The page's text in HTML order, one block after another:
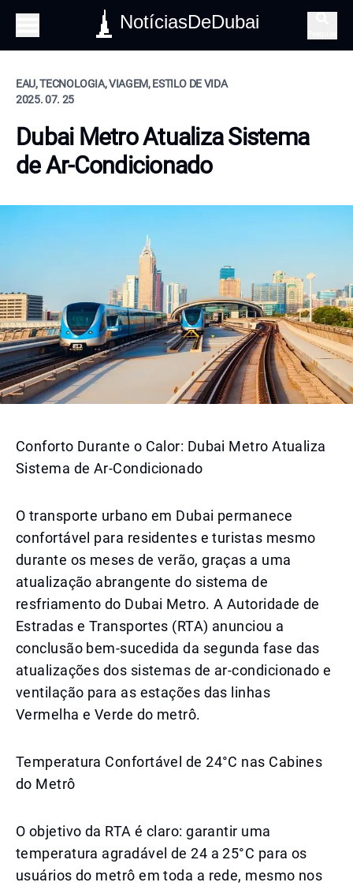
NotíciasDeDubai
EAU, TECNOLOGIA, VIAGEM, ESTILO DE VIDA
2025. 07. 25
Dubai Metro Atualiza Sistema
de Ar-Condicionado
Conforto Durante o Calor: Dubai Metro Atualiza
Sistema de Ar-Condicionado
O transporte urbano em Dubai permanece
confortável para residentes e turistas mesmo
durante os meses de verão, graças a uma
atualização abrangente do sistema de
resfriamento do Dubai Metro. A Autoridade de
Estradas e Transportes (RTA) anunciou a
conclusão bem-sucedida da segunda fase das
atualizações dos sistemas de ar-condicionado e
ventilação para as estações das linhas
Vermelha e Verde do metrô.
Temperatura Confortável de 24°C nas Cabines
do Metrô
O objetivo da RTA é claro: garantir uma
temperatura agradável de 24 a 25°C para os
usuários do metrô em toda a rede, mesmo nos